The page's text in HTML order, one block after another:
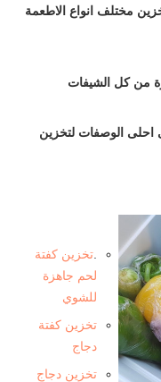
مختلف انواع الاطعمة
من كل الشيفات
احلى الوصفات لتخزين
تخزين كفتة
لحم جاهزة
للشوي
تخزين كفتة
دجاج
تخزين دجاج